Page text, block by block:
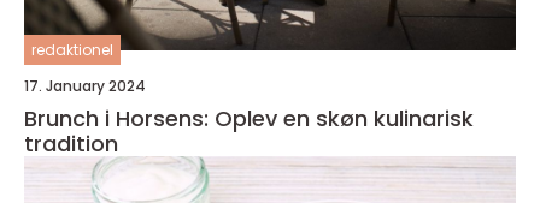
redaktionel
17. January 2024
Brunch i Horsens: Oplev en skøn kulinarisk
tradition